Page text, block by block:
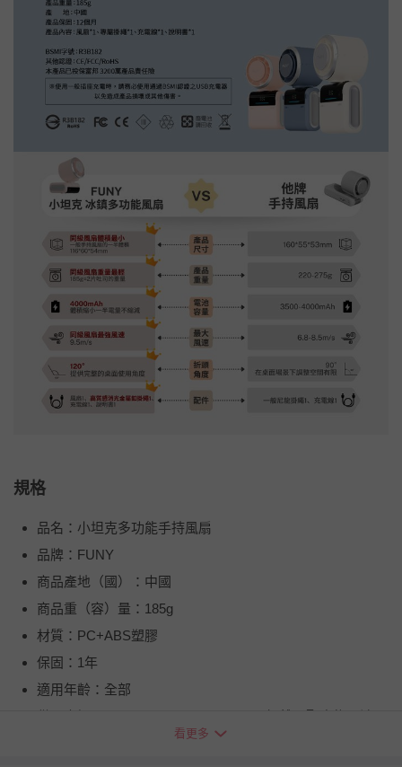
規格
品名：小坦克多功能手持風扇
品牌：FUNY
商品產地（國）：中國
商品重（容）量：185g
材質：PC+ABS塑膠
保固：1年
適用年齡：全部
詳細尺寸：116*60*54mm
看更多